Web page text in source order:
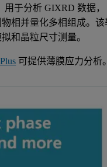
于分析 GIXRD 数据，
相并量化多相组成。该
和晶粒尺寸测量。
可提供薄膜应力分析